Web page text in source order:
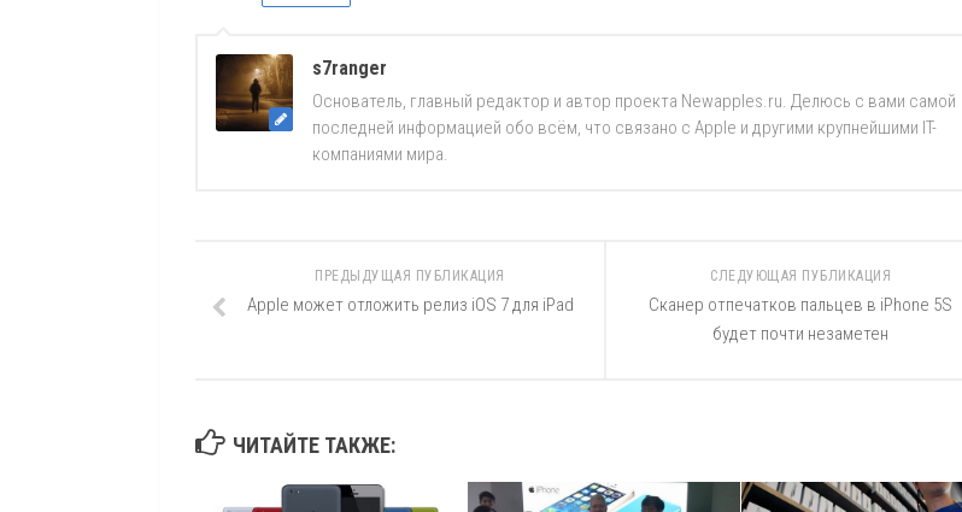
s7ranger
Основатель, главный редактор и автор проекта Newapples.ru. Делюсь с вами самой
последней информацией обо всём, что связано с Apple и другими крупнейшими IT-
компаниями мира.
СЛЕДУЮЩАЯ ПУБЛИКАЦИЯ
Сканер отпечатков пальцев в iPhone 5S
будет почти незаметен
ПРЕДЫДУЩАЯ ПУБЛИКАЦИЯ
Apple может отложить релиз iOS 7 для iPad
ЧИТАЙТЕ ТАКЖЕ: